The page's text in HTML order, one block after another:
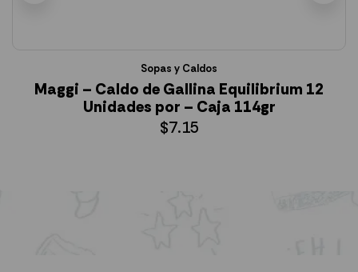
Sopas y Caldos
Maggi – Caldo de Gallina Equilibrium 12
Unidades por – Caja 114gr
$7.15